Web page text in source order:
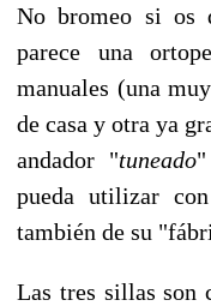
No bromeo si os
parece una
manuales (una
de casa y otra ya
andador "tuneado
pueda utilizar
también de su
Las tres sillas son